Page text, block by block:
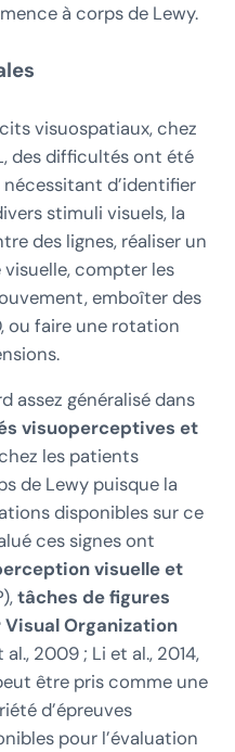
à corps de Lewy.
visuospatiaux, chez
des difficultés ont été
d’identifier
stimuli visuels, la
des lignes, réaliser un
compter les
emboîter des
ou faire une rotation
assez généralisé dans
visuoperceptives et
les patients
de Lewy puisque la
disponibles sur ce
ces signes ont
visuelle et
tâches de figures
Visual Organization
2009 ; Li et al., 2014,
être pris comme une
d’épreuves
pour l’évaluation